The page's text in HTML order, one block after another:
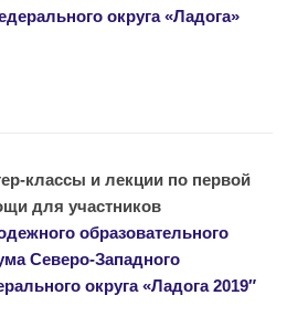
округа «Ладога»
классы и лекции по первой
для участников
образовательного
Северо-Западного
округа «Ладога 2019″